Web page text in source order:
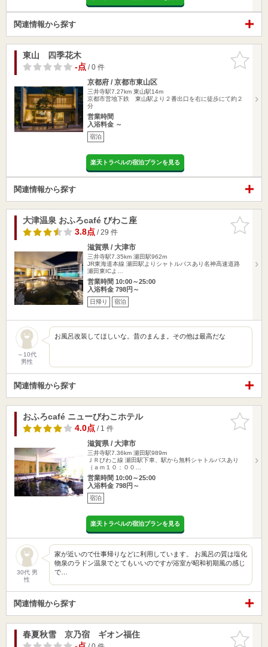
関連情報から探す
お気に入
りに追加
東山 四季花木
-点/ 0 件
京都府 / 京都市東山区
三井寺駅7.27km 東山駅14m
京都市営地下鉄 東山駅より２番出口を右に徒歩にて約２
分
営業時間
入浴料金 ～
宿泊
楽天トラベルの宿泊プランを見る
関連情報から探す
お気に入
りに追加
大津温泉 おふろcafé びわこ座
3.8点/ 29 件
滋賀県 / 大津市
三井寺駅7.35km 瀬田駅962m
JR東海道本線 瀬田駅よりシャトルバスあり名神高速道路
瀬田東ICよ…
営業時間 10:00～25:00
入浴料金 798円～
日帰り 宿泊
～10代
男性
お風呂改装してほしいな。昔のまんま。その他は最高だな
関連情報から探す
お気に入
りに追加
おふろcafé ニューびわこホテル
4.0点/ 1 件
滋賀県 / 大津市
三井寺駅7.36km 瀬田駅989m
ＪＲびわこ線 瀬田駅下車、駅から無料シャトルバスあり
（ａｍ１０：００…
営業時間 10:00～25:00
入浴料金 798円～
宿泊
楽天トラベルの宿泊プランを見る
30代 男
性
家が近いので仕事帰りなどに利用しています。 お風呂の質は塩化
物泉のラドン温泉でとてもいいのですが浴室が昭和初期風の感じ
で…
関連情報から探す
お気に入
りに追加
春夏秋雪 京乃宿 ギオン福住